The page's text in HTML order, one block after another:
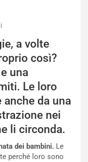
a volte
così?
una
Le loro
anche da una
nei
li circonda.
dei bambini. Le
perché loro sono